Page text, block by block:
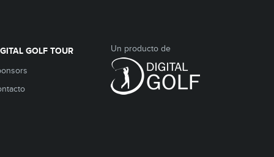
GOLF TOUR Un producto de